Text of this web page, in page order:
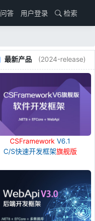
问答 用户登录 检索
最新产品 (2024-release)
CSFramework V6.1
C/S快速开发框架旗舰版